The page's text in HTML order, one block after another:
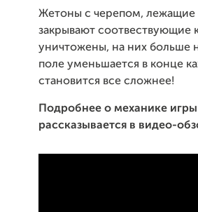
Жетоны с черепом, лежащие
закрывают соотвествующие
уничтожены, на них больше
поле уменьшается в конце
становится все сложнее!
Подробнее о механике
рассказывается в видео-